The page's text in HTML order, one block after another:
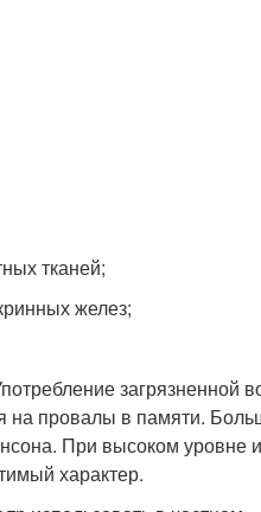
тканей;
желез;
загрязненной
провалы в памяти.
При высоком уровне
характер.